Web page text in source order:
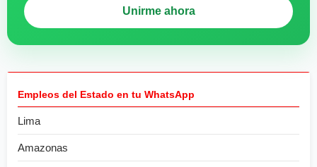
Unirme ahora
Empleos del Estado en tu WhatsApp
Lima
Amazonas